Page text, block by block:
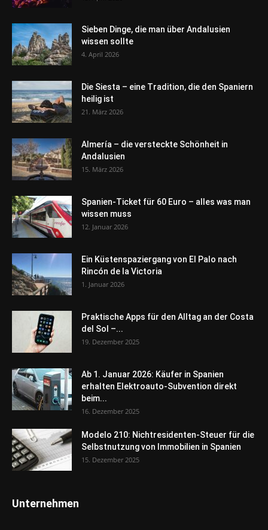
Sieben Dinge, die man über Andalusien
wissen sollte
4. April 2026
Die Siesta – eine Tradition, die den Spaniern
heilig ist
21. März 2026
Almería – die versteckte Schönheit in
Andalusien
15. März 2026
Spanien-Ticket für 60 Euro – alles was man
wissen muss
12. Januar 2026
Ein Küstenspaziergang von El Palo nach
Rincón de la Victoria
1. Januar 2026
Praktische Apps für den Alltag an der Costa
del Sol –...
19. Dezember 2025
Ab 1. Januar 2026: Käufer in Spanien
erhalten Elektroauto-Subvention direkt
beim...
16. Dezember 2025
Modelo 210: Nichtresidenten-Steuer für die
Selbstnutzung von Immobilien in Spanien
15. Dezember 2025
Unternehmen